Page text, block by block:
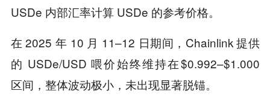
USDe 内部汇率计算 USDe 的参考价格。
在 2025 年 10 月 11–12 日期间，Chainlink 提供
的 USDe/USD 喂价始终维持在$0.992–$1.000
区间，整体波动极小，未出现显著脱锚。